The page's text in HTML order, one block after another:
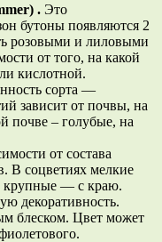
. Это
бутоны появляются 2
розовыми и лиловыми
от того, на какой
кислотной.
сорта —
зависит от почвы, на
почве – голубые, на
от состава
В соцветиях мелкие
крупные — с краю.
декоративность.
блеском. Цвет может